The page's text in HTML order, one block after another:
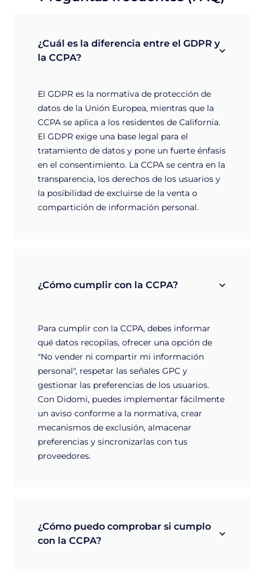
¿Cuál es la diferencia entre el GDPR y
la CCPA?
El GDPR es la normativa de protección de
datos de la Unión Europea, mientras que la
CCPA se aplica a los residentes de California.
El GDPR exige una base legal para el
tratamiento de datos y pone un fuerte énfasis
en el consentimiento. La CCPA se centra en la
transparencia, los derechos de los usuarios y
la posibilidad de excluirse de la venta o
compartición de información personal.
¿Cómo cumplir con la CCPA?
Para cumplir con la CCPA, debes informar
qué datos recopilas, ofrecer una opción de
"No vender ni compartir mi información
personal", respetar las señales GPC y
gestionar las preferencias de los usuarios.
Con Didomi, puedes implementar fácilmente
un aviso conforme a la normativa, crear
mecanismos de exclusión, almacenar
preferencias y sincronizarlas con tus
proveedores.
¿Cómo puedo comprobar si cumplo
con la CCPA?